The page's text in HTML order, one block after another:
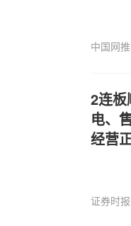
中国网
2连
电、
经营
证券时